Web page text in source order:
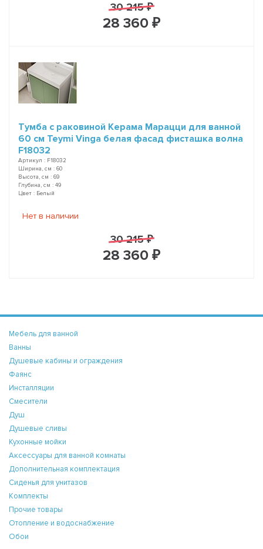
30 215 ₽
28 360 ₽
Тумба с раковиной Керама Марацци для ванной
60 см Teymi Vinga белая фасад фисташка волна
F18032
Артикул : F18032
Ширина, см : 60
Высота, см : 69
Глубина, см : 49
Цвет : Белый
Нет в наличии
30 215 ₽
28 360 ₽
Мебель для ванной
Ванны
Душевые кабины и ограждения
Фаянс
Инсталляции
Смесители
Душ
Душевые сливы
Кухонные мойки
Аксессуары для ванной комнаты
Дополнительная комплектация
Сиденья для унитазов
Комплекты
Прочие товары
Отопление и водоснабжение
Обои